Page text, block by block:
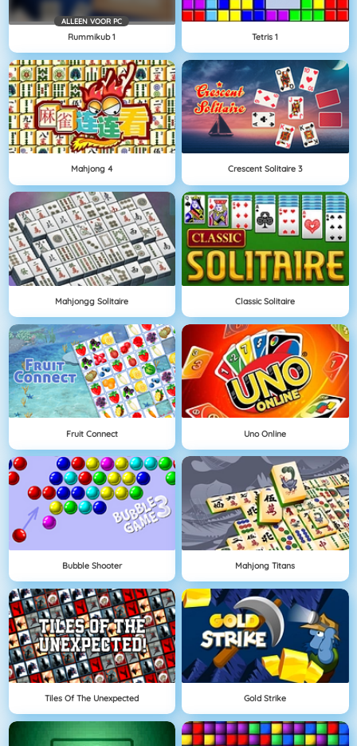
ALLEEN VOOR PC
Rummikub 1 Tetris 1
Mahjong 4 Crescent Solitaire 3
Mahjongg Solitaire Classic Solitaire
Fruit Connect Uno Online
Bubble Shooter Mahjong Titans
Tiles Of The Unexpected Gold Strike